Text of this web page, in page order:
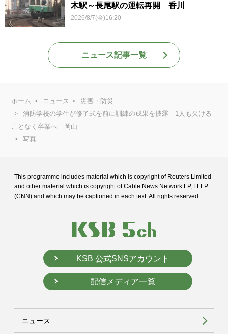
木駅～長尾駅の運転再開 香川
2026/8/7(金)16:20
ニュース記事一覧
ホーム ニュース
災害・防災
消防学校の学生が修了式を前に訓練の成果を披露 1人も欠ける
ことなく卒業へ 岡山
写真
This programme includes material which is copyright of Reuters Limited
and other material which is copyright of Cable News Network LP, LLLP
(CNN) and which may be captioned in each text. All rights reserved.
KSB 公式SNSアカウント
配信メディア一覧
ニュース